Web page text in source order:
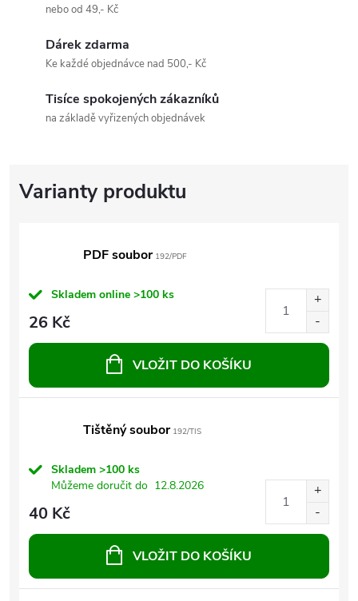
nebo od 49,- Kč
Dárek zdarma
Ke každé objednávce nad 500,- Kč
Tisíce spokojených zákazníků
na základě vyřizených objednávek
PDF soubor192/PDF
Skladem online >100 ks
26 Kč
VLOŽIT DO KOŠÍKU
Tištěný soubor192/TIS
Skladem >100 ks
Můžeme doručit do 12.8.2026
40 Kč
VLOŽIT DO KOŠÍKU